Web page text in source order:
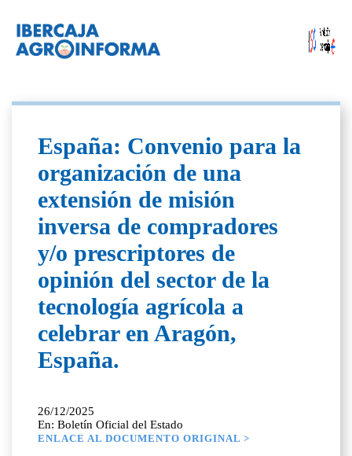
España: Convenio para la
organización de una
extensión de misión
inversa de compradores
y/o prescriptores de
opinión del sector de la
tecnología agrícola a
celebrar en Aragón,
España.
26/12/2025
En: Boletín Oficial del Estado
ENLACE AL DOCUMENTO ORIGINAL >